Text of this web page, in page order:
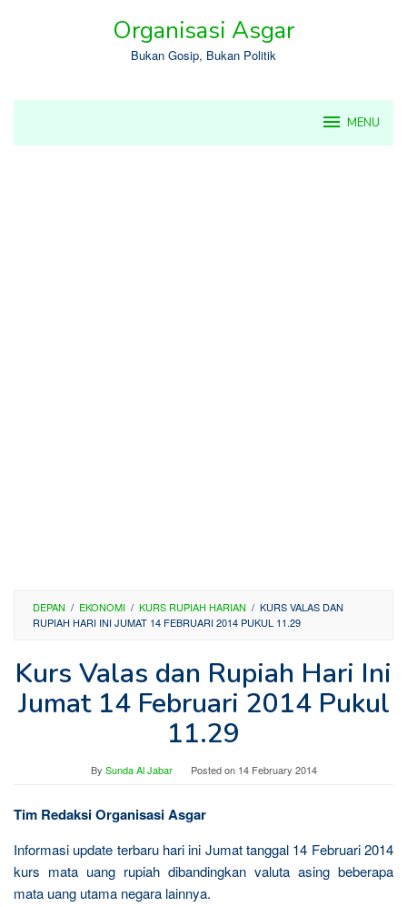
Organisasi Asgar
Bukan Gosip, Bukan Politik
MENU
DEPAN / EKONOMI / KURS RUPIAH HARIAN / KURS VALAS DAN
RUPIAH HARI INI JUMAT 14 FEBRUARI 2014 PUKUL 11.29
Kurs Valas dan Rupiah Hari Ini
Jumat 14 Februari 2014 Pukul
11.29
By Sunda Al Jabar Posted on 14 February 2014
Tim Redaksi Organisasi Asgar
Informasi update terbaru hari ini Jumat tanggal 14 Februari 2014
kurs mata uang rupiah dibandingkan valuta asing beberapa
mata uang utama negara lainnya.